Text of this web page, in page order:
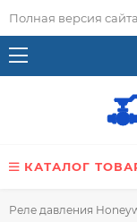
Полная версия сайта
КАТАЛОГ
Реле давления